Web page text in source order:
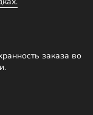
заказа во